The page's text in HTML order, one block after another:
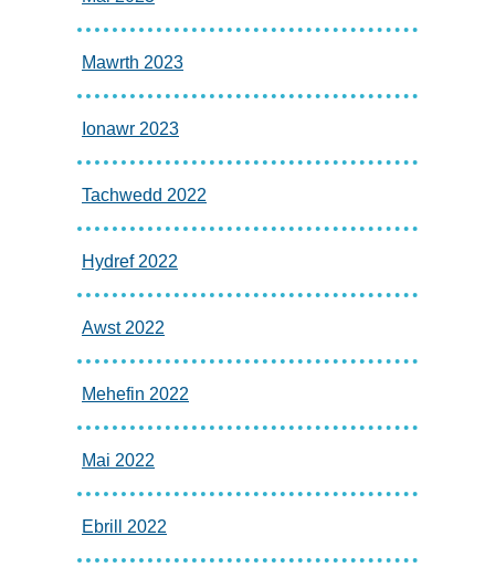
Mawrth 2023
Ionawr 2023
Tachwedd 2022
Hydref 2022
Awst 2022
Mehefin 2022
Mai 2022
Ebrill 2022